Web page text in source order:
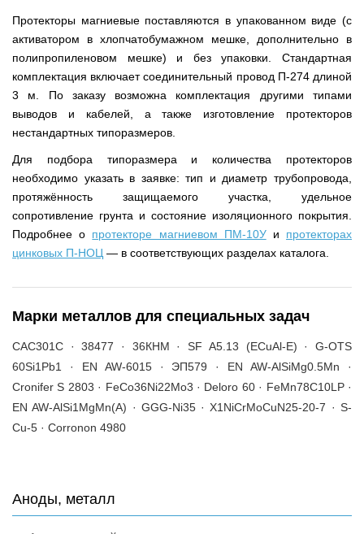
Аноды, металл
Протекторы магниевые поставляются в упакованном виде (с
активатором в хлопчатобумажном мешке, дополнительно в
полипропиленовом мешке) и без упаковки. Стандартная
комплектация включает соединительный провод П-274 длиной
3 м. По заказу возможна комплектация другими типами
выводов и кабелей, а также изготовление протекторов
нестандартных типоразмеров.
Для подбора типоразмера и количества протекторов
необходимо указать в заявке: тип и диаметр трубопровода,
протяжённость защищаемого участка, удельное
сопротивление грунта и состояние изоляционного покрытия.
Подробнее о протекторе магниевом ПМ-10Уи протекторах
цинковых П-НОЦ — в соответствующих разделах каталога.
Марки металлов для специальных задач
CAC301C · 38477 · 36КНМ · SF A5.13 (ECuAl-E) · G-OTS
60Si1Pb1 · EN AW-6015 · ЭП579 · EN AW-AlSiMg0.5Mn ·
Cronifer S 2803 · FeCo36Ni22Mo3 · Deloro 60 · FeMn78C10LP ·
EN AW-AlSi1MgMn(A) · GGG-Ni35 · X1NiCrMoCuN25-20-7 · S-
Cu-5 · Corronon 4980